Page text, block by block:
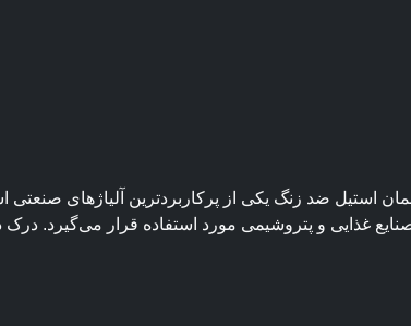
استیل ضد زنگ یکی از پرکاربردترین آلیاژهای صنعتی
غذایی و پتروشیمی مورد استفاده قرار می‌گیرد.